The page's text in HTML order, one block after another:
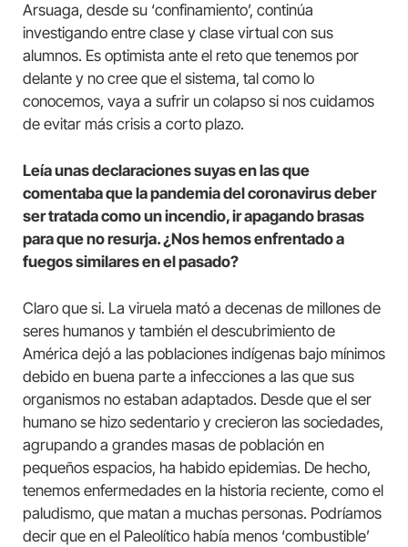
Arsuaga, desde su ‘confinamiento’, continúa
investigando entre clase y clase virtual con sus
alumnos. Es optimista ante el reto que tenemos por
delante y no cree que el sistema, tal como lo
conocemos, vaya a sufrir un colapso si nos cuidamos
de evitar más crisis a corto plazo.
Leía unas declaraciones suyas en las que
comentaba que la pandemia del coronavirus deber
ser tratada como un incendio, ir apagando brasas
para que no resurja. ¿Nos hemos enfrentado a
fuegos similares en el pasado?
Claro que si. La viruela mató a decenas de millones de
seres humanos y también el descubrimiento de
América dejó a las poblaciones indígenas bajo mínimos
debido en buena parte a infecciones a las que sus
organismos no estaban adaptados. Desde que el ser
humano se hizo sedentario y crecieron las sociedades,
agrupando a grandes masas de población en
pequeños espacios, ha habido epidemias. De hecho,
tenemos enfermedades en la historia reciente, como el
paludismo, que matan a muchas personas. Podríamos
decir que en el Paleolítico había menos ‘combustible’